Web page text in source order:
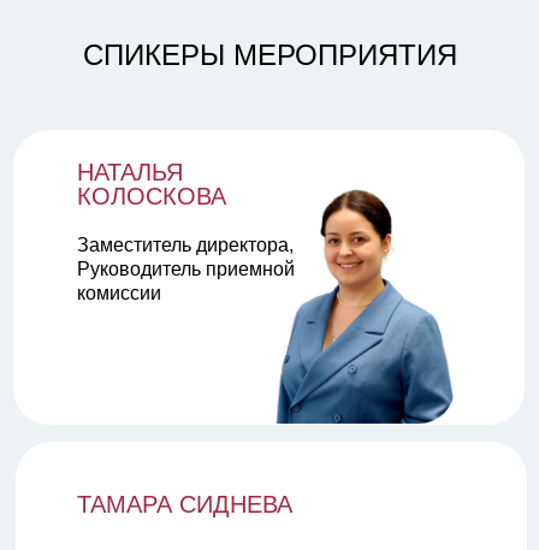
СПИКЕРЫ МЕРОПРИЯТИЯ
ТАМАРА СИДНЕВА
НАТАЛЬЯ
КОЛОСКОВА
Заместитель директора,
Руководитель приемной
комиссии